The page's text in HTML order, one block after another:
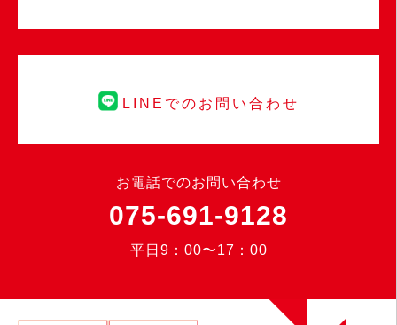
LINEでのお問い合わせ
お電話でのお問い合わせ
075-691-9128
平日9：00〜17：00